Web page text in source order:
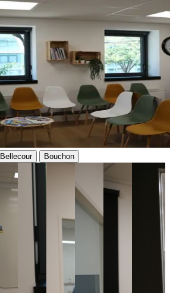
Bellecour Bouchon